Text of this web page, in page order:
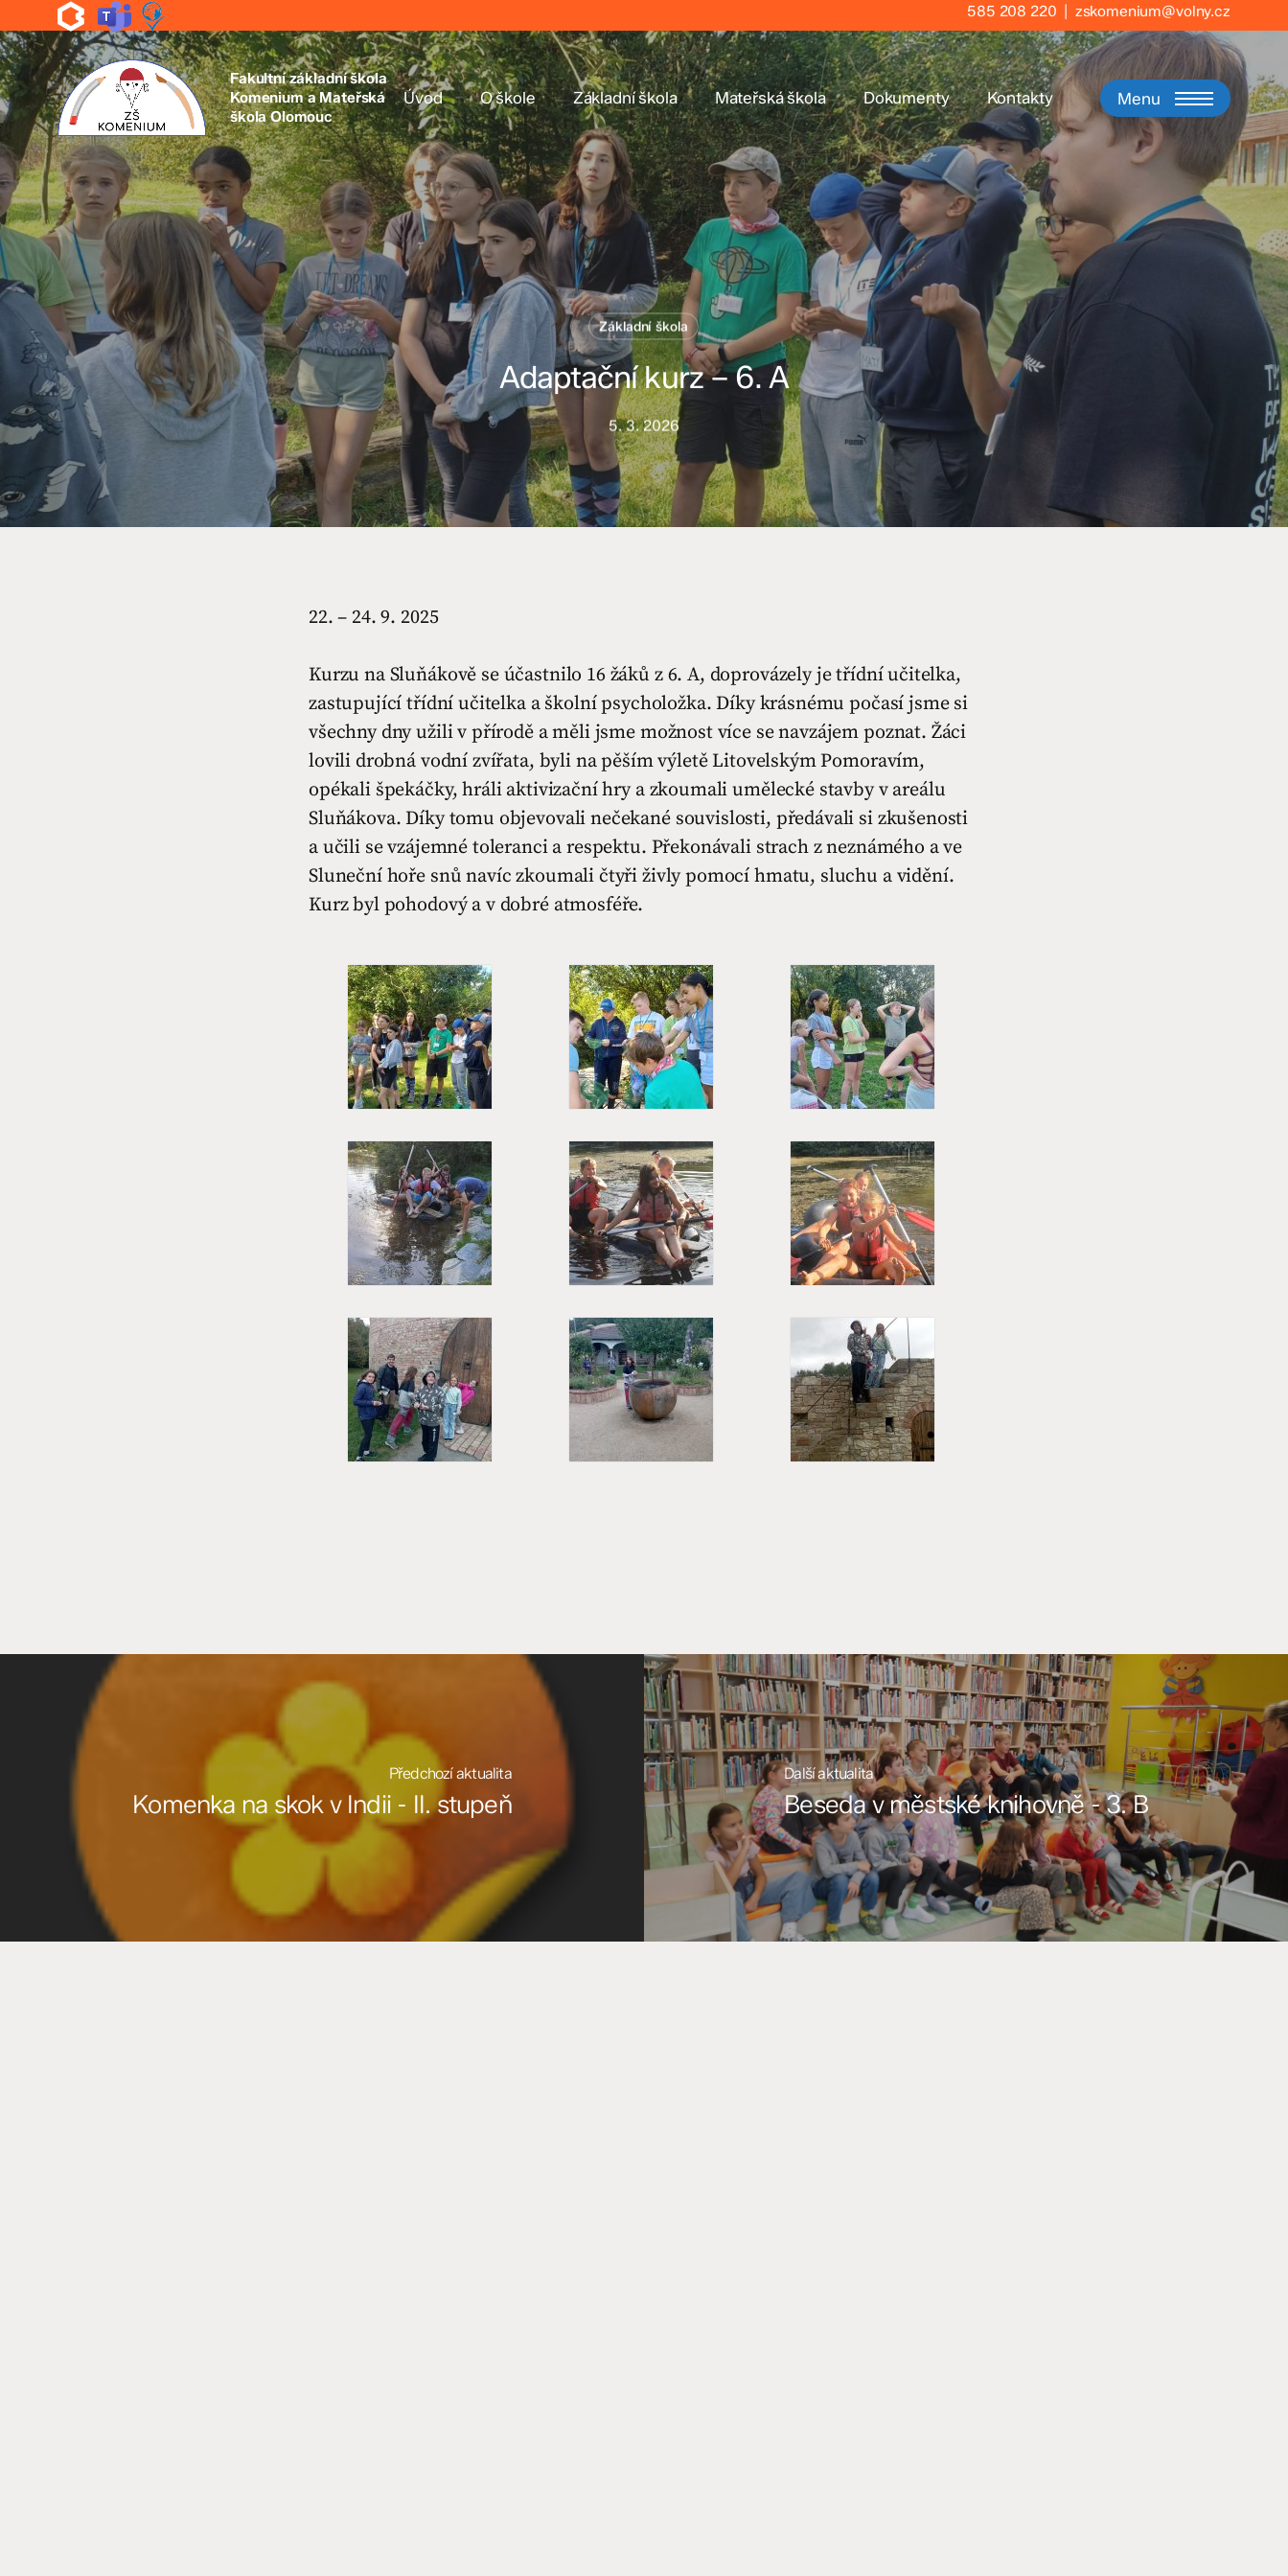
to
main
content
585 208 220 | zskomenium@volny.cz
Fakultní základní škola
Komenium a Mateřská
škola Olomouc
Úvod O škole Základní škola Mateřská škola Dokumenty Kontakty Menu
Základní škola
Adaptační kurz – 6. A
5. 3. 2026
22. – 24. 9. 2025
Kurzu na Sluňákově se účastnilo 16 žáků z 6. A, doprovázely je třídní učitelka,
zastupující třídní učitelka a školní psycholožka. Díky krásnému počasí jsme si
všechny dny užili v přírodě a měli jsme možnost více se navzájem poznat. Žáci
lovili drobná vodní zvířata, byli na pěším výletě Litovelským Pomoravím,
opékali špekáčky, hráli aktivizační hry a zkoumali umělecké stavby v areálu
Sluňákova. Díky tomu objevovali nečekané souvislosti, předávali si zkušenosti
a učili se vzájemné toleranci a respektu. Překonávali strach z neznámého a ve
Sluneční hoře snů navíc zkoumali čtyři živly pomocí hmatu, sluchu a vidění.
Kurz byl pohodový a v dobré atmosféře.
Předchozí aktualita
Komenka na skok v Indii - II. stupeň
Další aktualita
Beseda v městské knihovně - 3. B